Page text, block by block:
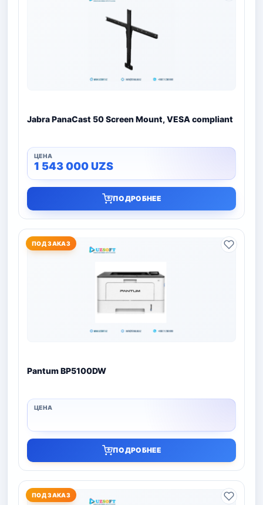
Jabra PanaCast 50 Screen Mount, VESA compliant
1 543 000UZS
ПОДРОБНЕЕ
ПОД ЗАКАЗ
Pantum BP5100DW
ПОДРОБНЕЕ
ПОД ЗАКАЗ